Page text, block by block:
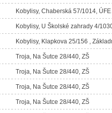
Kobylisy, Chaberská 57/1014, ÚFE
Kobylisy, U Školské zahrady 4/
Kobylisy, Klapkova 25/156 ,
Troja, Na Šutce 28/440, ZŠ
Troja, Na Šutce 28/440, ZŠ
Troja, Na Šutce 28/440, ZŠ
Troja, Na Šutce 28/440, ZŠ